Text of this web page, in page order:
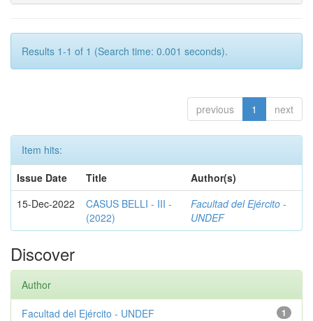
Results 1-1 of 1 (Search time: 0.001 seconds).
previous 1 next
Item hits:
Issue Date
Title
Author(s)
15-Dec-2022
CASUS BELLI - III -
(2022)
Facultad del Ejército -
UNDEF
Discover
Author
1
Facultad del Ejército - UNDEF